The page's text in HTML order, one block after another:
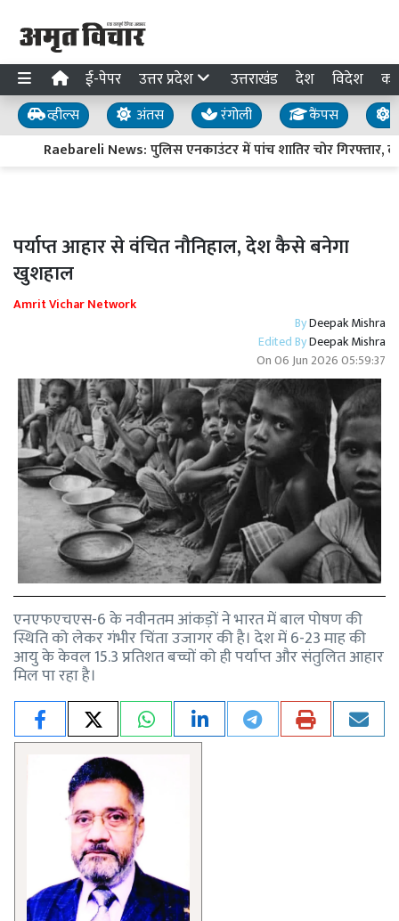
ई-पेपर उत्तर प्रदेश उत्तराखंड देश विदेश
व्हील्स अंतस रंगोली कैंपस
Raebareli News: पुलिस एनकाउंटर में पांच शातिर चोर गिरफ्तार,
पर्याप्त आहार से वंचित नौनिहाल, देश कैसे बनेगा
खुशहाल
Amrit Vichar Network
ByDeepak Mishra
Edited ByDeepak Mishra
On06 Jun 2026 05:59:37
एनएफएचएस-6 के नवीनतम आंकड़ों ने भारत में बाल पोषण की
स्थिति को लेकर गंभीर चिंता उजागर की है। देश में 6-23 माह की
आयु के केवल 15.3 प्रतिशत बच्चों को ही पर्याप्त और संतुलित आहार
मिल पा रहा है।